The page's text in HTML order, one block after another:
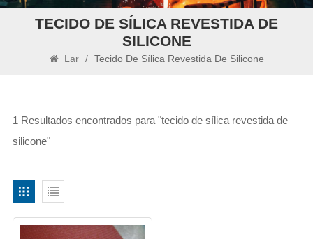
TECIDO DE SÍLICA REVESTIDA DE
SILICONE
Lar / Tecido De Sílica Revestida De Silicone
1 Resultados encontrados para "tecido de sílica revestida de
silicone"